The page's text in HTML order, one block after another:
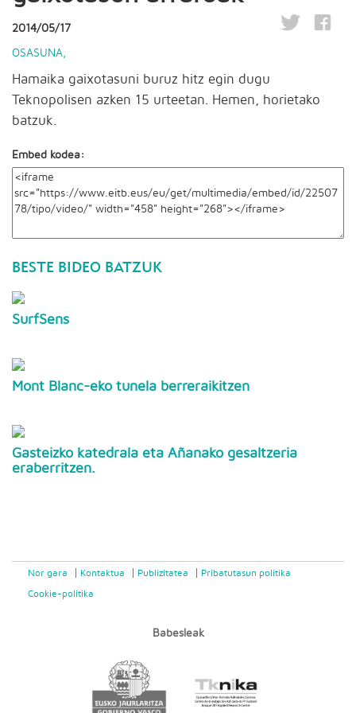
2014/05/17
OSASUNA
Hamaika gaixotasuni buruz hitz egin dugu
Teknopolisen azken 15 urteetan. Hemen, horietako
batzuk.
Embed kodea:
BESTE BIDEO BATZUK
SurfSens
Mont Blanc-eko tunela berreraikitzen
Gasteizko katedrala eta Añanako gesaltzeria
eraberritzen.
Nor gara Kontaktua Publizitatea Pribatutasun politika
Cookie-politika
Babesleak